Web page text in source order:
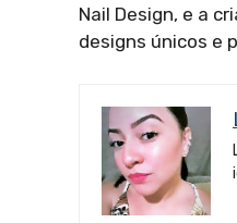
Nail Design, e a
designs únicos e